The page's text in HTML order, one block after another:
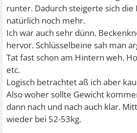
Gefühl hatte, dass sie mich krank
Wohnung stellte sich direkt am
dass sie mit asbest kontaminiert sein
30 Jahren Lungenkrebs kriegen
Angstpalette war anwesend.
Ein- bzw. Durchschlafprobleme etc.
auch noch eine Woche mit einem
(Halsentzündung mit schmerzhaft
Lymphknoten am Hals). Meine
nicht so hoch wie sonst. Ich hatte
aufgrund der Angst und des Infekts.
runter. Dadurch steigerte sich die
natürlich noch mehr.
Ich war auch sehr dünn.
hervor. Schlüsselbeine sah man
Tat fast schon am Hintern weh.
etc.
Logisch betrachtet aß ich aber
Also woher sollte Gewicht
dann nach und nach auch klar.
wieder bei 52-53kg.